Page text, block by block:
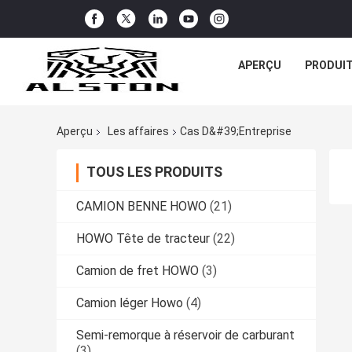
APERÇU
Aperçu Les affaires Cas D&#39;entreprise
TOUS LES PRODUITS
CAMION BENNE HOWO (21)
HOWO Tête de tracteur (22)
Camion de fret HOWO (3)
Camion léger Howo (4)
Semi-remorque à réservoir de carburant